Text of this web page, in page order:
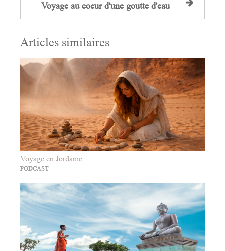
Voyage au coeur d'une goutte d'eau
Articles similaires
Voyage en Jordanie
PODCAST